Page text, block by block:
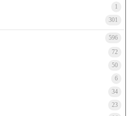
1
301
596
72
50
6
34
23